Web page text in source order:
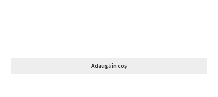
Adaugă în coș